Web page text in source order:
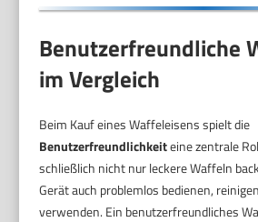
Benutzerfreundliche
im Vergleich
Beim Kauf eines Waffeleisens spielt die
Benutzerfreundlichkeiteine zentrale
schließlich nicht nur leckere Waffeln
Gerät auch problemlos bedienen,
verwenden. Ein benutzerfreundliches